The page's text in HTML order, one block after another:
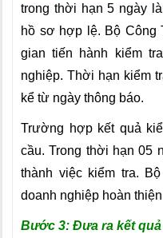
trong thời hạn 5 ngày
hồ sơ hợp lệ. Bộ Công
gian tiến hành kiểm
nghiệp. Thời hạn kiểm
kể từ ngày thông báo.
Trường hợp kết quả
cầu. Trong thời hạn 05
thành việc kiểm tra.
doanh nghiệp hoàn
Bước 3: Đưa ra kết quả